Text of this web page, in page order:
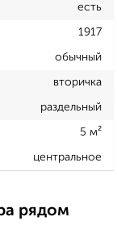
есть
1917
обычный
вторичка
раздельный
5 м²
центральное
рядом